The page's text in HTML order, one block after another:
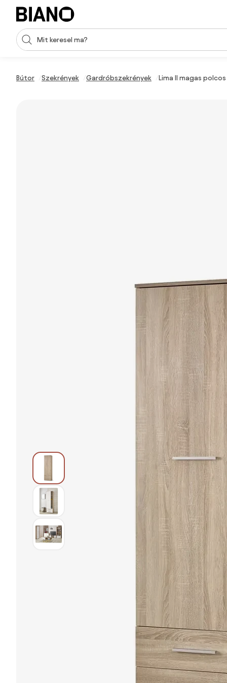
Navigáció kihagyása, ugrás a tartalomra
Keresési bevitel
Bútor Szekrények Gardróbszekrények Lima II magas